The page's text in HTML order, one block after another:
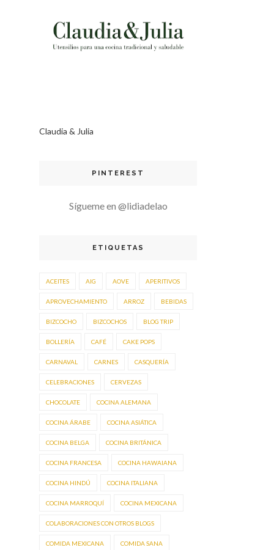
Claudia & Julia
PINTEREST
Sígueme en @lidiadelao
ETIQUETAS
ACEITES AIG AOVE APERITIVOS
APROVECHAMIENTO ARROZ BEBIDAS
BIZCOCHO BIZCOCHOS BLOG TRIP
BOLLERÍA CAFÉ CAKE POPS
CARNAVAL CARNES CASQUERÍA
CELEBRACIONES CERVEZAS
CHOCOLATE COCINA ALEMANA
COCINA ÁRABE COCINA ASIÁTICA
COCINA BELGA COCINA BRITÁNICA
COCINA FRANCESA COCINA HAWAIANA
COCINA HINDÚ COCINA ITALIANA
COCINA MARROQUÍ COCINA MEXICANA
COLABORACIONES CON OTROS BLOGS
COMIDA MEXICANA COMIDA SANA